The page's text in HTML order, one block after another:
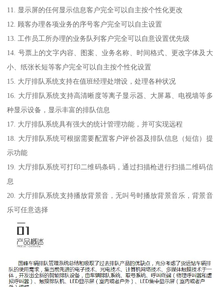
11. 显示屏的任何显示信息客户完全可以自主按个性化更改
12. 顾客办理各项业务的序号客户完全可以自主设置
13. 工作员工所办理的业务队列客户完全可以自意设置优先级
14. 号票上的文字内容、图案、业务名称、时间格式、更改字体及大
小、纸张长短等客户完全可以自主按个性化设置
15. 大厅排队系统支持在值班经理处增设，处理各种状况
16. 大厅排队系统支持高清晰度等离子显示器、大屏幕、电视墙等多
种显示设备，显示丰富的排队信息
17. 大厅排队系统具有强大的统计管理功能，并可实现远程
18. 大厅排队系统可根据需要配置客户评价器及排队信息（短信）提
示功能
19. 大厅排队系统可打印二维码条码，通过扫描枪进行扫描二维码信
息
20. 大厅排队系统支持播放背景音，无叫号时播放背景音乐，背景音
乐可任意选择